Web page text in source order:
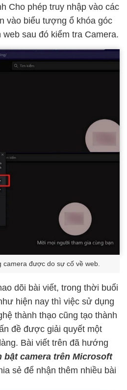
Cho phép truy nhập vào các
vào biểu tượng ổ khóa góc
sau đó kiểm tra Camera.
camera được do sự cố về web.
dõi bài viết, trong thời buổi
hiện nay thì việc sử dụng
thành thạo cũng tạo thành
đề được giải quyết một
Bài viết trên đã hướng
bật camera trên Microsoft
sẻ để nhận thêm nhiều bài